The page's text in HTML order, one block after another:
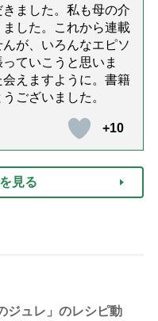
ました。私も母の介
した。これから連載
が、いろんなエピソ
ていこうと思いま
えますように。書籍
ございました。
+10
見る
ジュレ」のレシピ動